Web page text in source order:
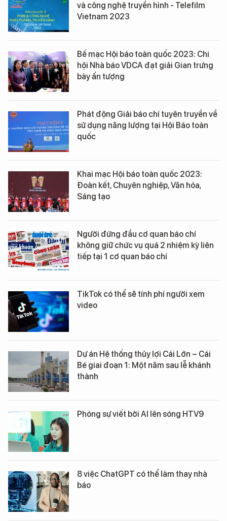
và công nghệ truyền hình - Telefilm
Vietnam 2023
Bế mạc Hội báo toàn quốc 2023: Chi
hội Nhà báo VDCA đạt giải Gian trưng
bày ấn tượng
Phát động Giải báo chí tuyên truyền về
sử dụng năng lượng tại Hội Báo toàn
quốc
Khai mạc Hội báo toàn quốc 2023:
Đoàn kết, Chuyên nghiệp, Văn hóa,
Sáng tạo
Người đứng đầu cơ quan báo chí
không giữ chức vụ quá 2 nhiệm kỳ liên
tiếp tại 1 cơ quan báo chí
TikTok có thể sẽ tính phí người xem
video
Dự án Hệ thống thủy lợi Cái Lớn – Cái
Bé giai đoạn 1: Một năm sau lễ khánh
thành
Phóng sự viết bởi AI lên sóng HTV9
8 việc ChatGPT có thể làm thay nhà
báo